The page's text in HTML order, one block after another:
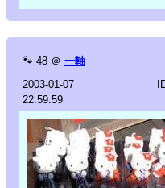
🐾 48 ＠ 一軸
2003-01-07
22:59:59